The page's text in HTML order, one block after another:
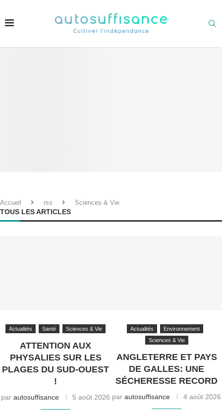
Accueil rss Sciences & Vie
TOUS LES ARTICLES
Actualités Santé Sciences & Vie
ATTENTION AUX
PHYSALIES SUR LES
PLAGES DU SUD-OUEST
!
par autosuffisance 5 août 2026
Actualités
Environnement
Sciences & Vie
ANGLETERRE ET PAYS
DE GALLES: UNE
SÉCHERESSE RECORD
par autosuffisance 4 août 2026